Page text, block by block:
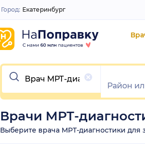
Закрыть
Город: Екатеринбург
Очистить
Врачи МРТ-
Выберите врача МРТ-диагностики для